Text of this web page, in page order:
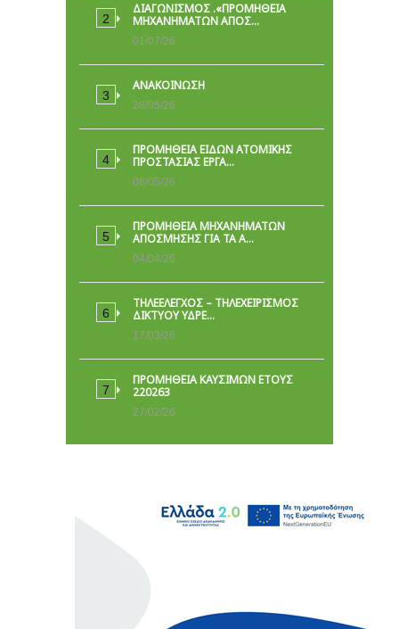
ΔΙΑΓΩΝΙΣΜΟΣ .«ΠΡΟΜΗΘΕΙΑ
ΜΗΧΑΝΗΜΑΤΩΝ ΑΠΟΣ…
01/07/26
ΑΝΑΚΟΙΝΩΣΗ
28/05/26
ΠΡΟΜΉΘΕΙΑ ΕΙΔΏΝ ΑΤΟΜΙΚΉΣ
ΠΡΟΣΤΑΣΊΑΣ ΕΡΓΑ…
08/05/26
ΠΡΟΜΗΘΕΙΑ ΜΗΧΑΝΗΜΑΤΩΝ
ΑΠΟΣΜΗΣΗΣ ΓΙΑ ΤΑ Α…
04/04/26
ΤΗΛΕΕΛΕΓΧΟΣ – ΤΗΛΕΧΕΙΡΙΣΜΟΣ
ΔΙΚΤΥΟΥ ΥΔΡΕ…
17/03/26
ΠΡΟΜΗΘΕΙΑ ΚΑΥΣΙΜΩΝ ΕΤΟΥΣ
220263
27/02/26